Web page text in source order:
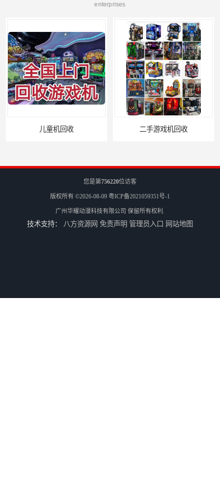
enterprises
儿童机回收 二手游戏机回收
您是第756220位访客
版权所有 ©2026-08-09 粤ICP备2021059351号-1
广州华耀动漫科技有限公司 保留所有权利.
技术支持： 八方资源网 免责声明 管理员入口 网站地图